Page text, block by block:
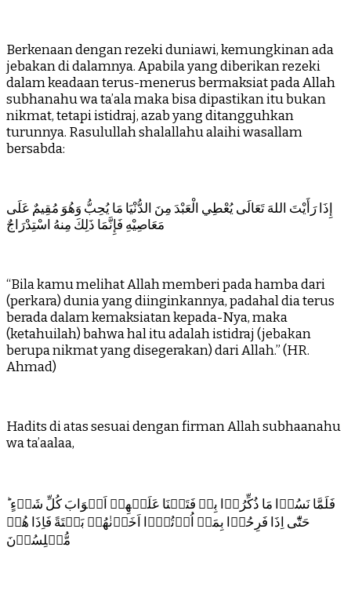
Berkenaan dengan rezeki duniawi, kemungkinan ada
jebakan di dalamnya. Apabila yang diberikan rezeki
dalam keadaan terus-menerus bermaksiat pada Allah
subhanahu wa ta’ala maka bisa dipastikan itu bukan
nikmat, tetapi istidraj, azab yang ditangguhkan
turunnya. Rasulullah shalallahu alaihi wasallam
bersabda:
إِذَا رَأَيْتَ اللهَ تَعَالَى يُعْطِي الْعَبْدَ مِنَ الدُّنْيَا مَا يُحِبُّ وَهُوَ مُقِيمٌ عَلَى
مَعَاصِيْهِ فَإِنَّمَا ذَلِكَ مِنهُ اسْتِدْرَاجٌ
“Bila kamu melihat Allah memberi pada hamba dari
(perkara) dunia yang diinginkannya, padahal dia terus
berada dalam kemaksiatan kepada-Nya, maka
(ketahuilah) bahwa hal itu adalah istidraj (jebakan
berupa nikmat yang disegerakan) dari Allah.” (HR.
Ahmad)
Hadits di atas sesuai dengan firman Allah subhaanahu
wa ta’aalaa,
فَلَمَّا نَسُوۡا مَا ذُكِّرُوۡا بِهٖ فَتَحۡنَا عَلَيۡهِمۡ اَبۡوَابَ كُلِّ شَىۡءٍ ؕ
حَتّٰٓى اِذَا فَرِحُوۡا بِمَاۤ اُوۡتُوۡۤا اَخَذۡنٰهُمۡ بَغۡتَةً فَاِذَا هُمۡ
مُّبۡلِسُوۡنَ